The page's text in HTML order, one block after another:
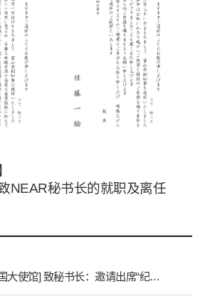
NEAR秘书长的就职及离任
[俄罗斯共和国驻韩国大使馆] 致秘书长：邀请出席“纪念中俄建立战略伙伴关系30周年暨中俄睦邻友好合作条约签署25周年招待会”